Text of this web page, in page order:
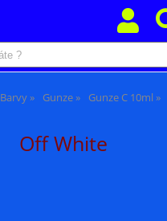
Barvy Gunze Gunze C 10ml
Off White